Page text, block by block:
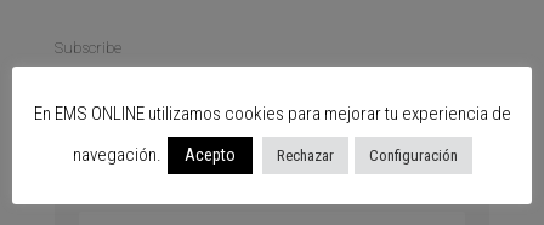
Subscribe
SUSCRÍBETE GRATIS
En EMS ONLINE utilizamos cookies para mejorar tu experiencia de
navegación.
Acepto Rechazar Configuración